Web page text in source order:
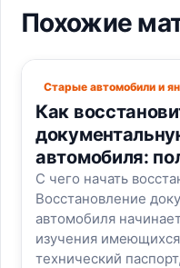
Похожие
Старые автомобили и
Как
автомобиля:
С чего начать
Восстановление
автомобиля
изучения
технический